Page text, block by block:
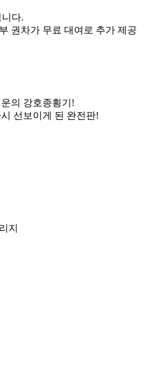
다.
권차가 무료 대여로 추가 제공
의 강호종횡기!
선보이게 된 완전판!
지